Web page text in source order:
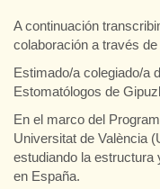
A continuación
colaboración a través
Estimado/a colegiado/a
Estomatólogos de
En el marco del
Universitat de València
estudiando la
en España.